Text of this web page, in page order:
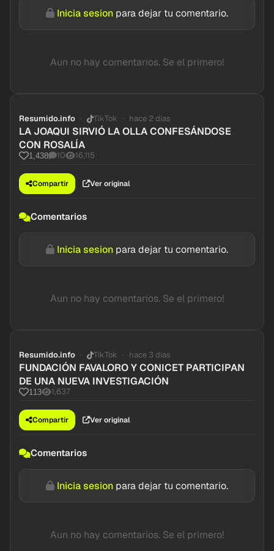
Inicia sesion para dejar tu comentario.
Aun no hay comentarios. Se el primero!
Resumido.info TikTok hace 2 dias
LA JOAQUI SIRVIÓ LA OLLA CONFESÁNDOSE
CON ROSALÍA
1,438 10 16,115
Compartir Ver original
Comentarios
Inicia sesion para dejar tu comentario.
Aun no hay comentarios. Se el primero!
Resumido.info TikTok hace 3 dias
FUNDACIÓN FAVALORO Y CONICET PARTICIPAN
DE UNA NUEVA INVESTIGACIÓN
113 1,637
Compartir Ver original
Comentarios
Inicia sesion para dejar tu comentario.
Aun no hay comentarios. Se el primero!